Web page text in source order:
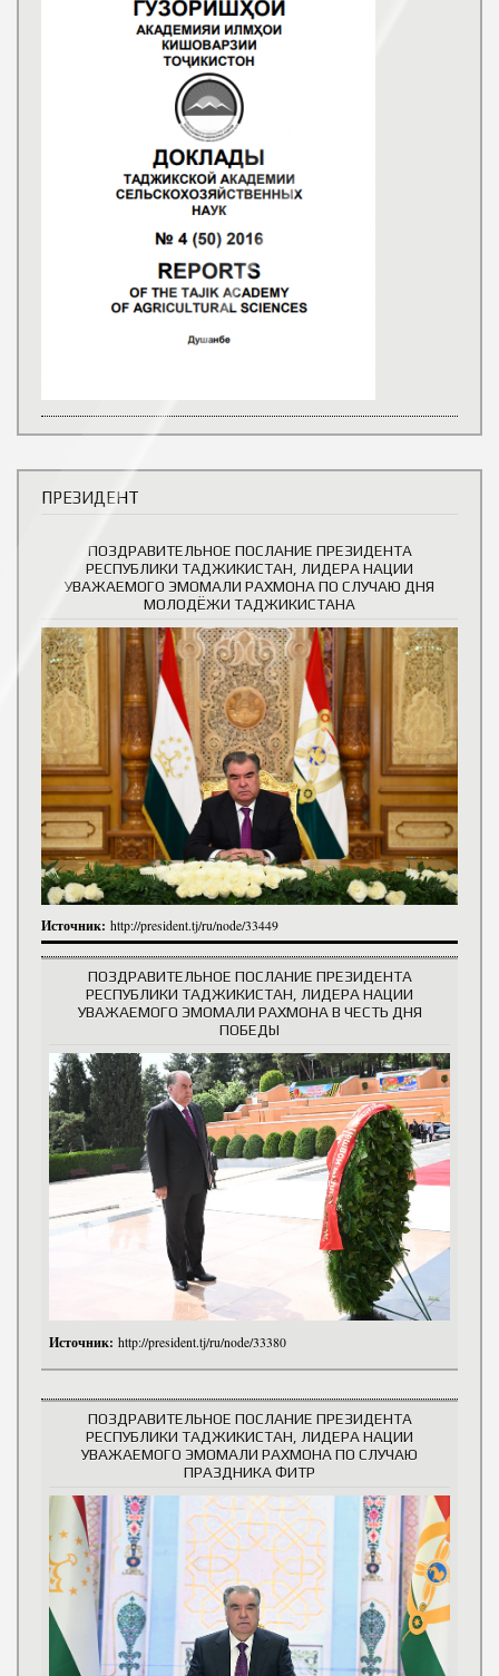
ПРЕЗИДЕНТ
ПОЗДРАВИТЕЛЬНОЕ ПОСЛАНИЕ ПРЕЗИДЕНТА
РЕСПУБЛИКИ ТАДЖИКИСТАН, ЛИДЕРА НАЦИИ
УВАЖАЕМОГО ЭМОМАЛИ РАХМОНА ПО СЛУЧАЮ ДНЯ
МОЛОДЁЖИ ТАДЖИКИСТАНА
Источник: http://president.tj/ru/node/33449
ПОЗДРАВИТЕЛЬНОЕ ПОСЛАНИЕ ПРЕЗИДЕНТА
РЕСПУБЛИКИ ТАДЖИКИСТАН, ЛИДЕРА НАЦИИ
УВАЖАЕМОГО ЭМОМАЛИ РАХМОНА В ЧЕСТЬ ДНЯ
ПОБЕДЫ
Источник: http://president.tj/ru/node/33380
ПОЗДРАВИТЕЛЬНОЕ ПОСЛАНИЕ ПРЕЗИДЕНТА
РЕСПУБЛИКИ ТАДЖИКИСТАН, ЛИДЕРА НАЦИИ
УВАЖАЕМОГО ЭМОМАЛИ РАХМОНА ПО СЛУЧАЮ
ПРАЗДНИКА ФИТР